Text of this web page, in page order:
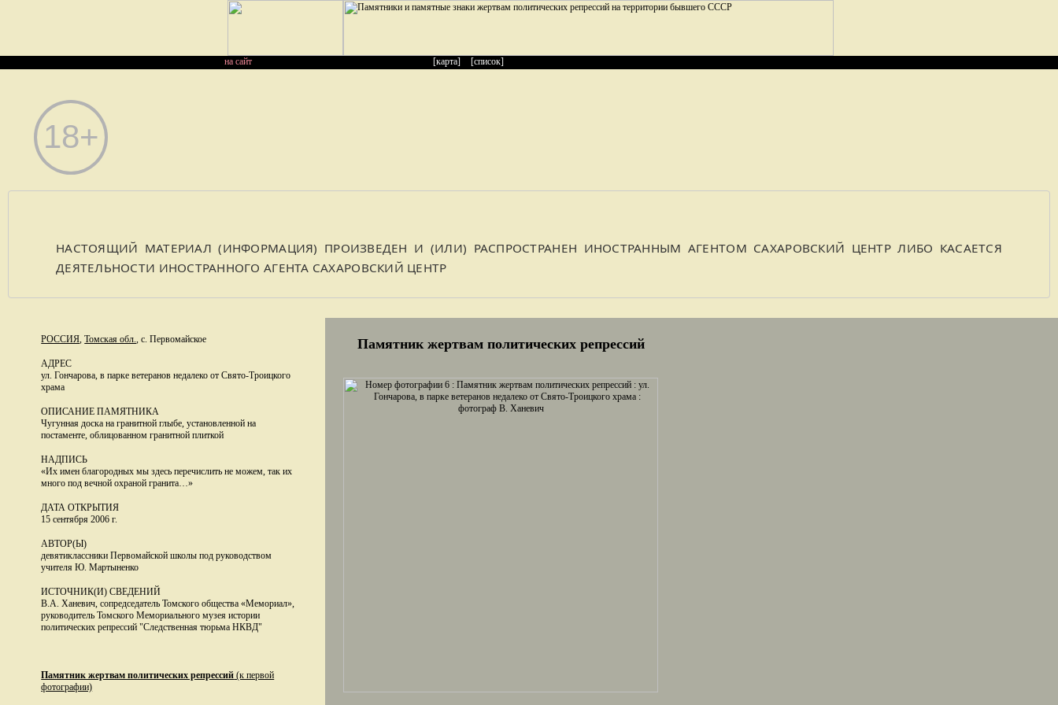
на сайт [карта] [список]
НАСТОЯЩИЙ МАТЕРИАЛ (ИНФОРМАЦИЯ) ПРОИЗВЕДЕН И (ИЛИ) РАСПРОСТРАНЕН ИНОСТРАННЫМ АГЕНТОМ САХАРОВСКИЙ ЦЕНТР ЛИБО КАСАЕТСЯ
ДЕЯТЕЛЬНОСТИ ИНОСТРАННОГО АГЕНТА САХАРОВСКИЙ ЦЕНТР
Памятник жертвам политических репрессий
РОССИЯ,Томская обл., с. Первомайское
АДРЕС
ул. Гончарова, в парке ветеранов недалеко от Свято-Троицкого
храма
ОПИСАНИЕ ПАМЯТНИКА
Чугунная доска на гранитной глыбе, установленной на
постаменте, облицованном гранитной плиткой
НАДПИСЬ
«Их имен благородных мы здесь перечислить не можем, так их
много под вечной охраной гранита…»
ДАТА ОТКРЫТИЯ
15 сентября 2006 г.
АВТОР(Ы)
девятиклассники Первомайской школы под руководством
учителя Ю. Мартыненко
ИСТОЧНИК(И) СВЕДЕНИЙ
В.А. Ханевич, сопредседатель Томского общества «Мемориал»,
руководитель Томского Мемориального музея истории
политических репрессий "Следственная тюрьма НКВД"
Памятник жертвам политических репрессий (к первой
фотографии)